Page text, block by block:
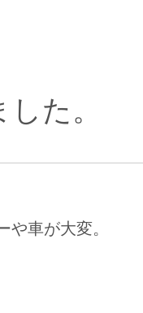
た。
車が大変。